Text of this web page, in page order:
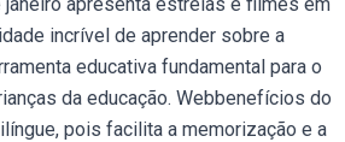
incrível de aprender sobre a
educativa fundamental para o
da educação. Webbenefícios do
pois facilita a memorização e a